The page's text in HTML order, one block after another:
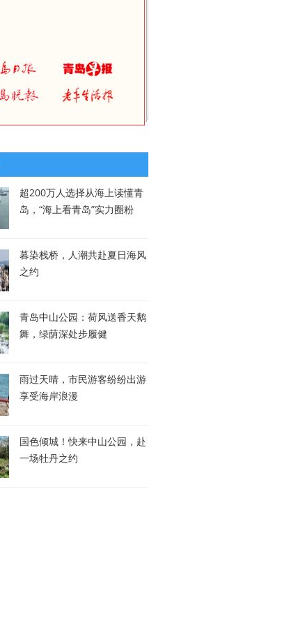
超200万人选择从海上读懂青
岛，“海上看青岛”实力圈粉
暮染栈桥，人潮共赴夏日海风
之约
青岛中山公园：荷风送香天鹅
舞，绿荫深处步履健
雨过天晴，市民游客纷纷出游
享受海岸浪漫
国色倾城！快来中山公园，赴
一场牡丹之约